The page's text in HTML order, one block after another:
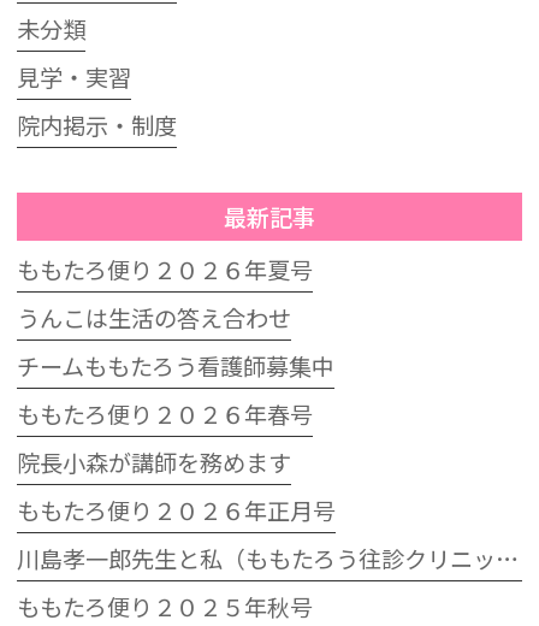
未分類
見学・実習
院内掲示・制度
最新記事
ももたろ便り２０２６年夏号
うんこは生活の答え合わせ
チームももたろう看護師募集中
ももたろ便り２０２６年春号
院長小森が講師を務めます
ももたろ便り２０２６年正月号
川島孝一郎先生と私（ももたろう往診クリニック開院15周年記念特別講演会）
ももたろ便り２０２５年秋号